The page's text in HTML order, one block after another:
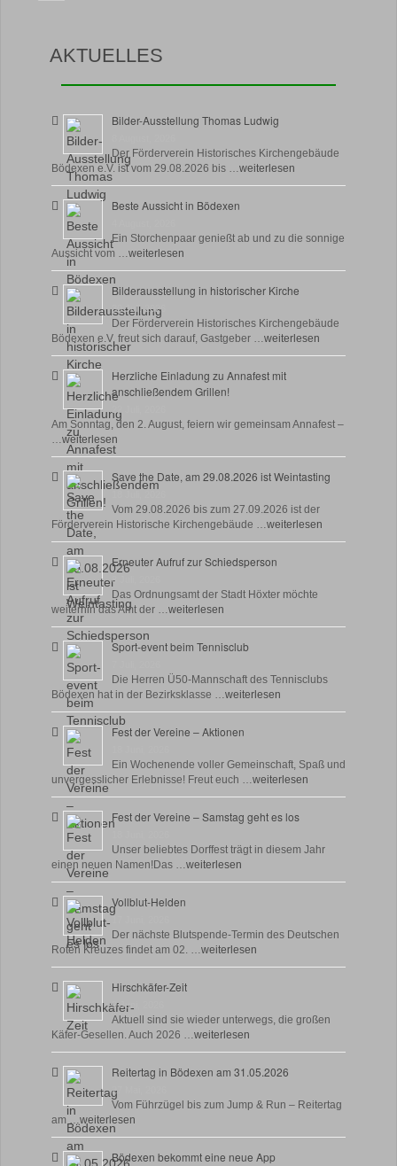
AKTUELLES
Bilder-Ausstellung Thomas Ludwig
Der Förderverein Historisches Kirchengebäude
Bödexen e.V. ist vom 29.08.2026 bis …weiterlesen
Beste Aussicht in Bödexen
Ein Storchenpaar genießt ab und zu die sonnige
Aussicht vom …weiterlesen
Bilderausstellung in historischer Kirche
30 Juli, 2026
Der Förderverein Historisches Kirchengebäude
Bödexen e.V. freut sich darauf, Gastgeber …weiterlesen
Herzliche Einladung zu Annafest mit
anschließendem Grillen!
Am Sonntag, den 2. August, feiern wir gemeinsam Annafest –
…weiterlesen
Save the Date, am 29.08.2026 ist Weintasting
Vom 29.08.2026 bis zum 27.09.2026 ist der
Förderverein Historische Kirchengebäude …weiterlesen
Erneuter Aufruf zur Schiedsperson
8 Juli, 2026
Das Ordnungsamt der Stadt Höxter möchte
weiterhin das Amt der …weiterlesen
Sport-event beim Tennisclub
Die Herren Ü50-Mannschaft des Tennisclubs
Bödexen hat in der Bezirksklasse …weiterlesen
Fest der Vereine – Aktionen
Ein Wochenende voller Gemeinschaft, Spaß und
unvergesslicher Erlebnisse! Freut euch …weiterlesen
Fest der Vereine – Samstag geht es los
Unser beliebtes Dorffest trägt in diesem Jahr
einen neuen Namen!Das …weiterlesen
Vollblut-Helden
Der nächste Blutspende-Termin des Deutschen
Roten Kreuzes findet am 02. …weiterlesen
Hirschkäfer-Zeit
9 Juni, 2026
Aktuell sind sie wieder unterwegs, die großen
Käfer-Gesellen. Auch 2026 …weiterlesen
Reitertag in Bödexen am 31.05.2026
27 Mai, 2026
Vom Führzügel bis zum Jump & Run – Reitertag
am …weiterlesen
Bödexen bekommt eine neue App